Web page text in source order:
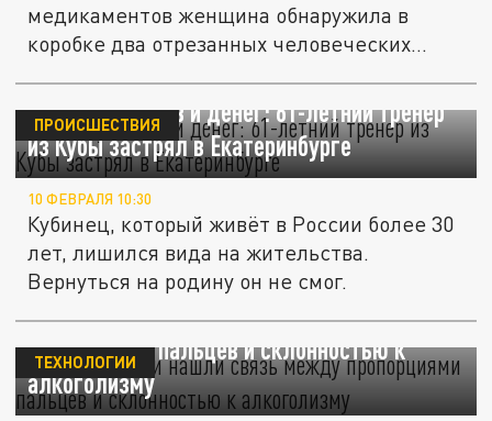
медикаментов женщина обнаружила в
коробке два отрезанных человеческих
Без документов и денег: 61-летний тренер
из Кубы застрял в Екатеринбурге
ПРОИСШЕСТВИЯ
10 ФЕВРАЛЯ 10:30
Кубинец, который живёт в России более 30
лет, лишился вида на жительства.
Вернуться на родину он не смог.
Исследователи нашли связь между
пропорциями пальцев и склонностью к
алкоголизму
ТЕХНОЛОГИИ